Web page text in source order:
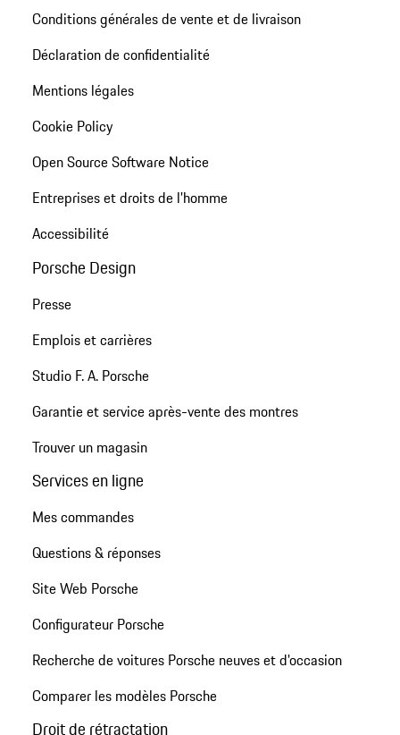
Conditions générales de vente et de livraison
Déclaration de confidentialité
Mentions légales
Cookie Policy
Open Source Software Notice
Entreprises et droits de l'homme
Accessibilité
Porsche Design
Presse
Emplois et carrières
Studio F. A. Porsche
Garantie et service après-vente des montres
Trouver un magasin
Services en ligne
Mes commandes
Questions & réponses
Site Web Porsche
Configurateur Porsche
Recherche de voitures Porsche neuves et d'occasion
Comparer les modèles Porsche
Droit de rétractation